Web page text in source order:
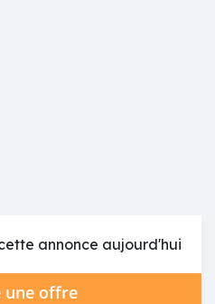
annonce aujourd'hui
une offre